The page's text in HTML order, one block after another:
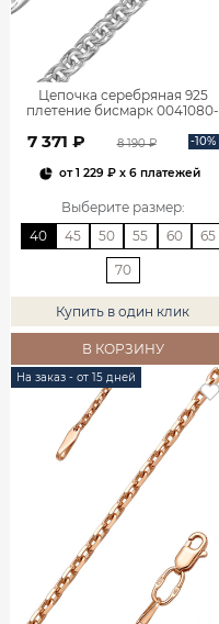
Цепочка серебряная 925
плетение бисмарк 0041080-
7 371 ₽ 8 190 ₽ -10%
от1 229 ₽x 6 платежей
Выберите размер:
40
45 50 55 60 65
70
Купить в один клик
В КОРЗИНУ
На заказ - от 15 дней